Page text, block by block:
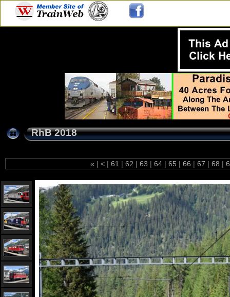
RhB 2018
« | < | 61 | 62 | 63 | 64 | 65 | 66 | 67 | 68 |